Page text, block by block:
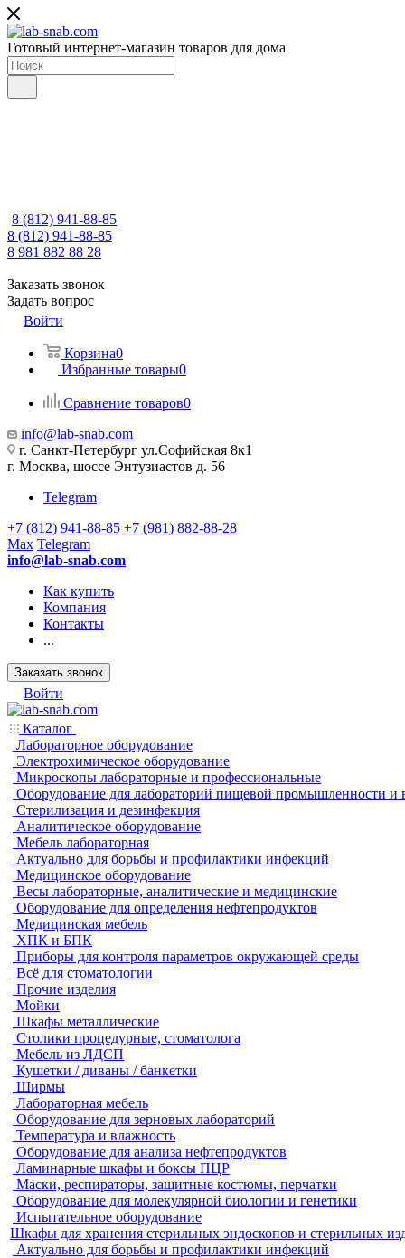
Готовый интернет-магазин товаров для дома
8 (812) 941-88-85
8 (812) 941-88-85
8 981 882 88 28
Заказать звонок
Задать вопрос
Войти
Корзина0
Избранные товары0
Сравнение товаров0
info@lab-snab.com
г. Санкт-Петербург ул.Софийская 8к1
г. Москва, шоссе Энтузиастов д. 56
Telegram
+7 (812) 941-88-85 +7 (981) 882-88-28
Max Telegram
info@lab-snab.com
Как купить
Компания
Контакты
...
Заказать звонок
Войти
Каталог
Лабораторное оборудование
Электрохимическое оборудование
Микроскопы лабораторные и профессиональные
Оборудование для лабораторий пищевой промышленности и
Стерилизация и дезинфекция
Аналитическое оборудование
Мебель лабораторная
Актуально для борьбы и профилактики инфекций
Медицинское оборудование
Весы лабораторные, аналитические и медицинские
Оборудование для определения нефтепродуктов
Медицинская мебель
ХПК и БПК
Приборы для контроля параметров окружающей среды
Всё для стоматологии
Прочие изделия
Мойки
Шкафы металлические
Столики процедурные, стоматолога
Мебель из ЛДСП
Кушетки / диваны / банкетки
Ширмы
Лабораторная мебель
Оборудование для зерновых лабораторий
Температура и влажность
Оборудование для анализа нефтепродуктов
Ламинарные шкафы и боксы ПЦР
Маски, респираторы, защитные костюмы, перчатки
Оборудование для молекулярной биологии и генетики
Испытательное оборудование
Шкафы для хранения стерильных эндоскопов и стерильных
Актуально для борьбы и профилактики инфекций